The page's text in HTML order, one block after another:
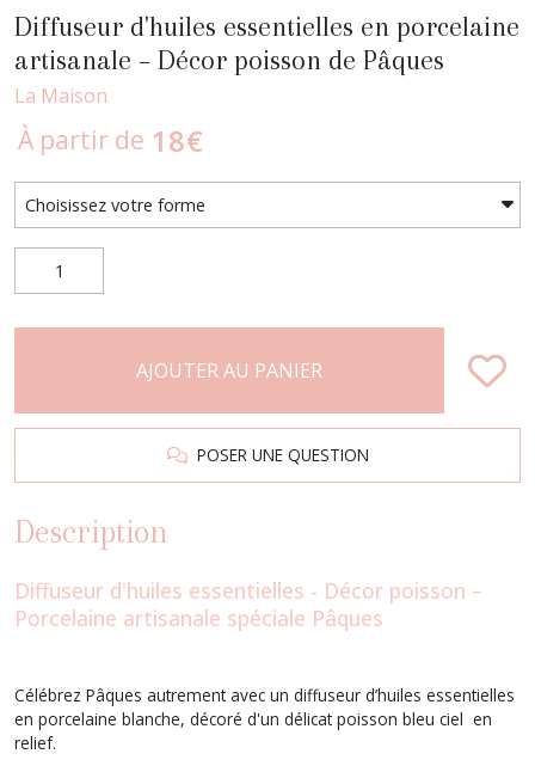
Diffuseur d'huiles essentielles en porcelaine
artisanale – Décor poisson de Pâques
La Maison
À partir de 18€
AJOUTER AU PANIER
POSER UNE QUESTION
Description
Diffuseur d'huiles essentielles - Décor poisson –
Porcelaine artisanale spéciale Pâques
Célébrez Pâques autrement avec un diffuseur d’huiles essentielles
en porcelaine blanche, décoré d'un délicat poisson bleu ciel en
relief.